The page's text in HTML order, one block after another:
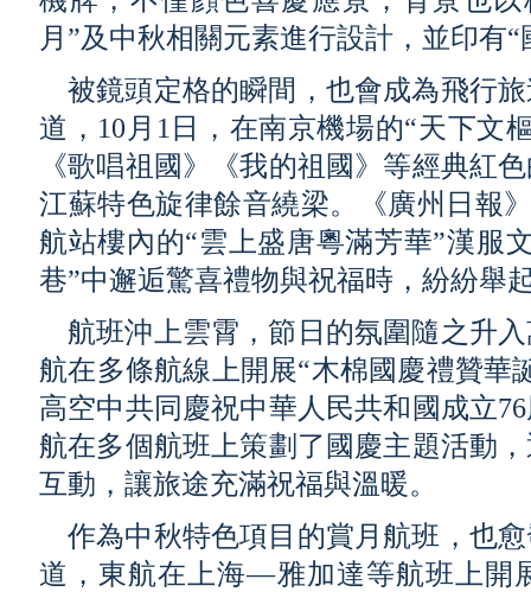
月”及中秋相關元素進行設計，並印有
被鏡頭定格的瞬間，也會成為飛行
道，10月1日，在南京機場的“天下文
《歌唱祖國》《我的祖國》等經典紅
江蘇特色旋律餘音繞梁。《廣州日報
航站樓內的“雲上盛唐粵滿芳華”漢服
巷”中邂逅驚喜禮物與祝福時，紛紛舉
航班沖上雲霄，節日的氛圍隨之升
航在多條航線上開展“木棉國慶禮贊華
高空中共同慶祝中華人民共和國成立
航在多個航班上策劃了國慶主題活動
互動，讓旅途充滿祝福與溫暖。
作為中秋特色項目的賞月航班，也
道，東航在上海—雅加達等航班上開